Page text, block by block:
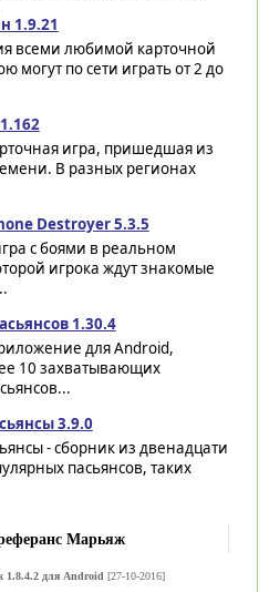
1.9.21
всеми любимой карточной
могут по сети играть от 2 до
игра, пришедшая из
В разных регионах
Destroyer 5.3.5
с боями в реальном
игрока ждут знакомые
1.30.4
для Android,
10 захватывающих
3.9.0
- сборник из двенадцати
пасьянсов, таких
Марьяж
1.8.4.2 для Android [27-10-2016]